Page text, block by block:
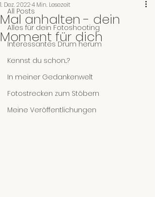
All Posts
Alles für dein Fotoshooting
Interessantes Drum herum
Kennst du schon...?
In meiner Gedankenwelt
Fotostrecken zum Stöbern
Meine Veröffentlichungen
Mal anhalten - dein
Moment für dich
1. Dez. 20224 Min. Lesezeit